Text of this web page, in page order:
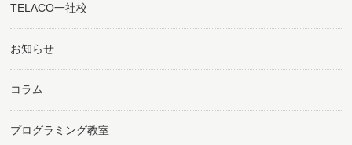
TELACO一社校
お知らせ
コラム
プログラミング教室